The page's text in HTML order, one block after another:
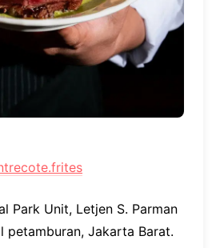
Park Unit, Letjen S. Parman
petamburan, Jakarta Barat.